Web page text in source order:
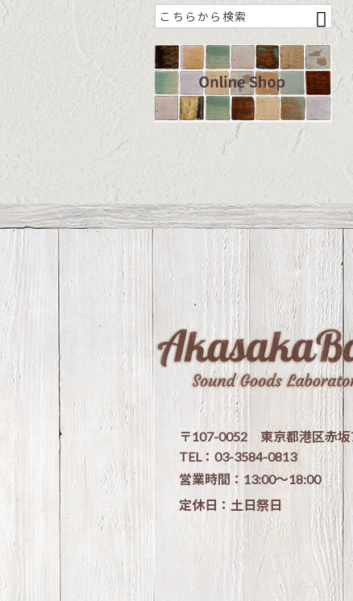
〒107-0052 東京都港区赤坂
TEL：03-3584-0813
営業時間：13:00〜18:00
定休日：土日祭日